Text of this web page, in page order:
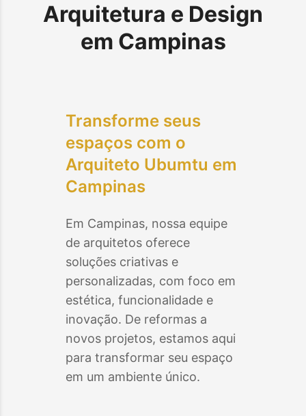
Arquitetura e Design
em Campinas
Transforme seus
espaços com o
Arquiteto Ubumtu em
Campinas
Em Campinas, nossa equipe
de arquitetos oferece
soluções criativas e
personalizadas, com foco em
estética, funcionalidade e
inovação. De reformas a
novos projetos, estamos aqui
para transformar seu espaço
em um ambiente único.